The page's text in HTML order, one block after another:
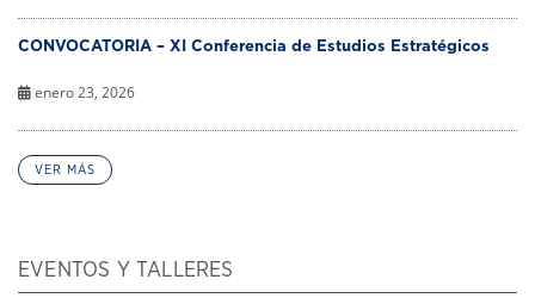
CONVOCATORIA – XI Conferencia de Estudios Estratégicos
enero 23, 2026
VER MÁS
EVENTOS Y TALLERES